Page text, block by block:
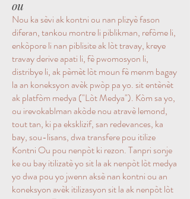
ou
Nou ka sèvi ak kontni ou nan plizyè fason
diferan, tankou montre li piblikman, refòme li,
enkòpore li nan piblisite ak lòt travay, kreye
travay derive apati li, fè pwomosyon li,
distribye li, ak pèmèt lòt moun fè menm bagay
la an koneksyon avèk pwòp pa yo. sit entènèt
ak platfòm medya ("Lòt Medya"). Kòm sa yo,
ou irevokablman akòde nou atravè lemond,
tout tan, ki pa eksklizif, san redevances, ka
bay, sou-lisans, dwa transfere pou itilize
Kontni Ou pou nenpòt ki rezon. Tanpri sonje
ke ou bay itilizatè yo sit la ak nenpòt lòt medya
yo dwa pou yo jwenn aksè nan kontni ou an
koneksyon avèk itilizasyon sit la ak nenpòt lòt